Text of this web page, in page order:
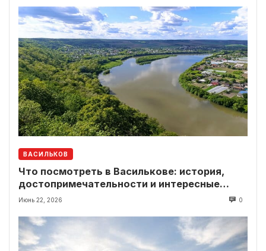
ВАСИЛЬКОВ
Что посмотреть в Василькове: история,
достопримечательности и интересные
локации рядом
Июнь 22, 2026 0